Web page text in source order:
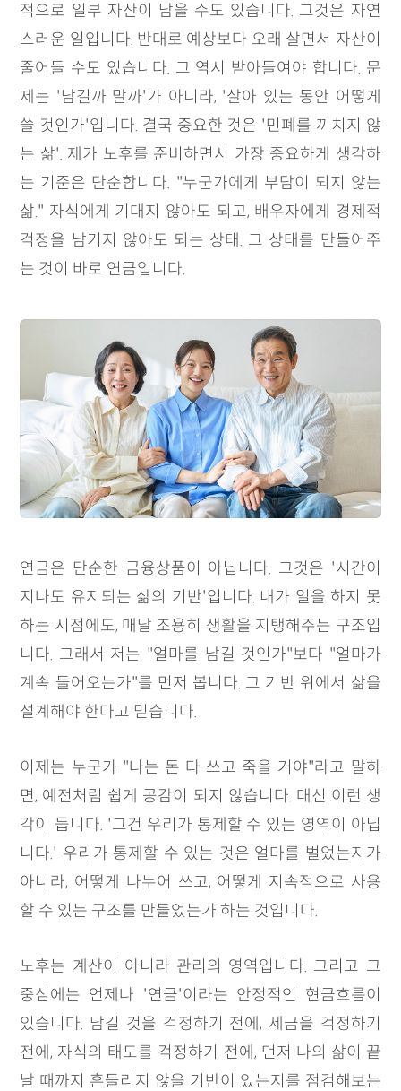
적으로 일부 자산이 남을 수도 있습니다. 그것은 자연
스러운 일입니다. 반대로 예상보다 오래 살면서 자산이
줄어들 수도 있습니다. 그 역시 받아들여야 합니다. 문
제는 '남길까 말까'가 아니라, '살아 있는 동안 어떻게
쓸 것인가'입니다. 결국 중요한 것은 '민폐를 끼치지 않
는 삶'. 제가 노후를 준비하면서 가장 중요하게 생각하
는 기준은 단순합니다. "누군가에게 부담이 되지 않는
삶." 자식에게 기대지 않아도 되고, 배우자에게 경제적
걱정을 남기지 않아도 되는 상태. 그 상태를 만들어주
는 것이 바로 연금입니다.
연금은 단순한 금융상품이 아닙니다. 그것은 '시간이
지나도 유지되는 삶의 기반'입니다. 내가 일을 하지 못
하는 시점에도, 매달 조용히 생활을 지탱해주는 구조입
니다. 그래서 저는 "얼마를 남길 것인가"보다 "얼마가
계속 들어오는가"를 먼저 봅니다. 그 기반 위에서 삶을
설계해야 한다고 믿습니다.
이제는 누군가 "나는 돈 다 쓰고 죽을 거야"라고 말하
면, 예전처럼 쉽게 공감이 되지 않습니다. 대신 이런 생
각이 듭니다. '그건 우리가 통제할 수 있는 영역이 아닙
니다.' 우리가 통제할 수 있는 것은 얼마를 벌었는지가
아니라, 어떻게 나누어 쓰고, 어떻게 지속적으로 사용
할 수 있는 구조를 만들었는가 하는 것입니다.
노후는 계산이 아니라 관리의 영역입니다. 그리고 그
중심에는 언제나 '연금'이라는 안정적인 현금흐름이
있습니다. 남길 것을 걱정하기 전에, 세금을 걱정하기
전에, 자식의 태도를 걱정하기 전에, 먼저 나의 삶이 끝
날 때까지 흔들리지 않을 기반이 있는지를 점검해보는